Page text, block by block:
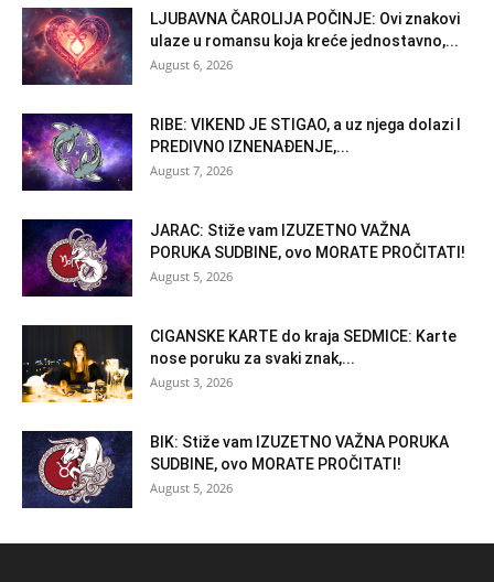
LJUBAVNA ČAROLIJA POČINJE: Ovi znakovi
ulaze u romansu koja kreće jednostavno,...
August 6, 2026
RIBE: VIKEND JE STIGAO, a uz njega dolazi I
PREDIVNO IZNENAĐENJE,...
August 7, 2026
JARAC: Stiže vam IZUZETNO VAŽNA
PORUKA SUDBINE, ovo MORATE PROČITATI!
August 5, 2026
CIGANSKE KARTE do kraja SEDMICE: Karte
nose poruku za svaki znak,...
August 3, 2026
BIK: Stiže vam IZUZETNO VAŽNA PORUKA
SUDBINE, ovo MORATE PROČITATI!
August 5, 2026